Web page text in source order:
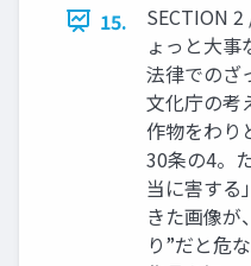
15.
SECTION
ょっと⼤事
法律でのざ
⽂化庁の考
作物をわり
30条の4。
当に害する
きた画像が
り”だと危